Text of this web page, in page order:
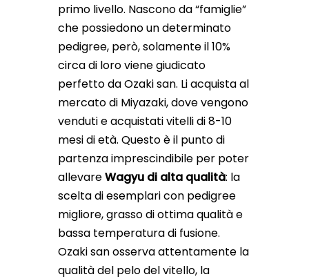
primo livello. Nascono da “famiglie”
che possiedono un determinato
pedigree, però, solamente il 10%
circa di loro viene giudicato
perfetto da Ozaki san. Li acquista al
mercato di Miyazaki, dove vengono
venduti e acquistati vitelli di 8-10
mesi di età. Questo è il punto di
partenza imprescindibile per poter
allevareWagyu di alta qualità: la
scelta di esemplari con pedigree
migliore, grasso di ottima qualità e
bassa temperatura di fusione.
Ozaki san osserva attentamente la
qualità del pelo del vitello, la